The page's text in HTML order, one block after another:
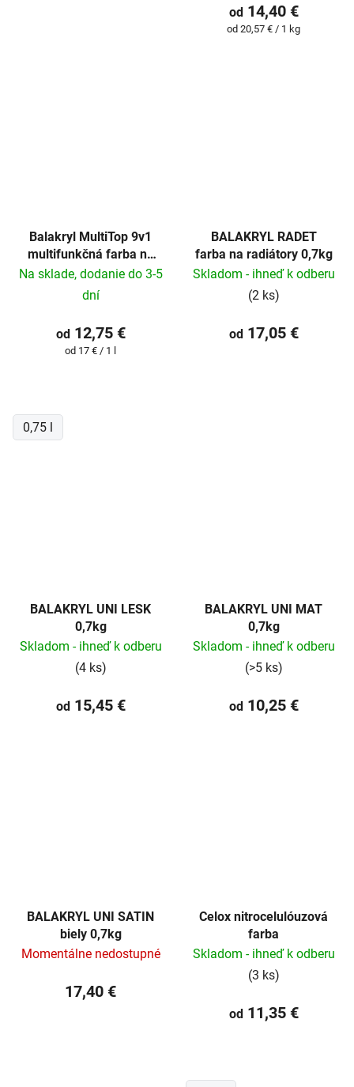
od14,40 €
Jednotková
od 20,57 € / 1 kg
Balakryl MultiTop 9v1
multifunkčná farba na
všetky povrchy
Na sklade, dodanie do 3-5
dní
od12,75 €
Jednotková
od 17 € / 1 l
0,75 l
BALAKRYL RADET
farba na radiátory 0,7kg
Skladom - ihneď k odberu
(2 ks)
od17,05 €
BALAKRYL UNI LESK
0,7kg
Skladom - ihneď k odberu
(4 ks)
od15,45 €
BALAKRYL UNI MAT
0,7kg
Skladom - ihneď k odberu
(>5 ks)
od10,25 €
BALAKRYL UNI SATIN
biely 0,7kg
Momentálne nedostupné
17,40 €
Celox nitrocelulóuzová
farba
Skladom - ihneď k odberu
(3 ks)
od11,35 €